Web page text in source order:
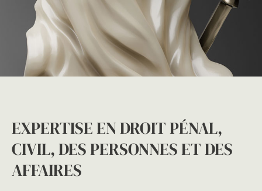
EXPERTISE EN DROIT PÉNAL,
CIVIL, DES PERSONNES ET DES
AFFAIRES